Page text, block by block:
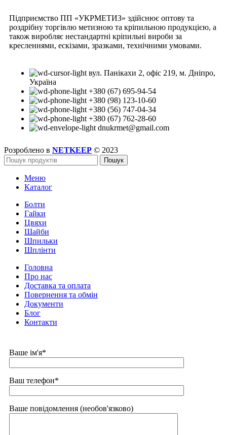
Підприємство ПП «УКРМЕТИЗ» здійснює оптову та
роздрібну торгівлю метизною та кріпильною продукцією, а
також виробляє нестандартні кріпильні вироби за
кресленнями, ескізами, зразками, технічними умовами.
вул. Панікахи 2, офіс 219, м. Дніпро,
Україна
+380 (67) 695-94-54
+380 (98) 123-10-60
+380 (56) 747-04-34
+380 (67) 762-28-60
dnukrmet@gmail.com
Розроблено в NETKEEP © 2023
Пошук
Меню
Каталог
Болти
Гайки
Цвяхи
Шайби
Шпильки
Шплінти
Головна
Про нас
Доставка та оплата
Повернення та обмін
Документи
Блог
Контакти
Ваше ім'я*
Ваш телефон*
Ваше повідомлення (необов'язково)